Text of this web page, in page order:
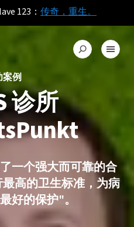
123： 传奇，重生。
案例
诊所
一个强大而可靠的合
高的卫生标准，为病
好的保护"。